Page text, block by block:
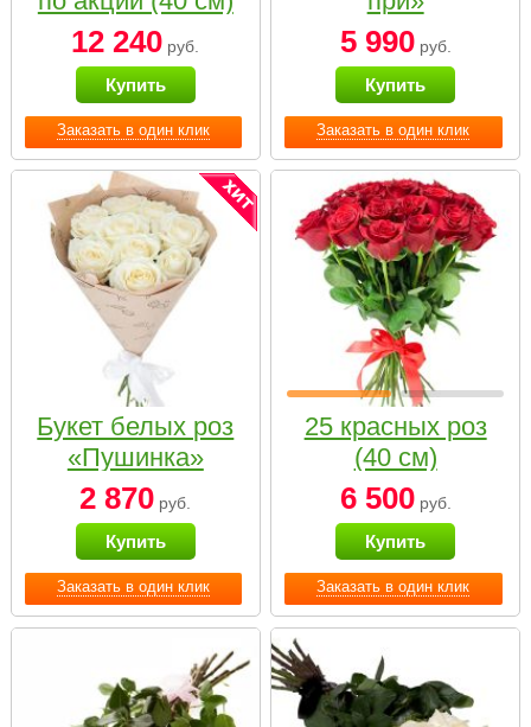
Заказать в один клик
12 240 руб.
Купить
Заказать в один клик
5 990руб.
Купить
Заказать в один клик
Букет белых роз
«Пушинка»
2 870 руб.
Купить
Заказать в один клик
25 красных роз
(40 см)
6 500руб.
Купить